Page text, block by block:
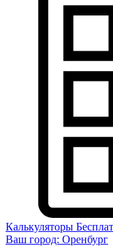
Калькуляторы
Ваш город: Оренбург